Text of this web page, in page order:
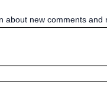
new comments and